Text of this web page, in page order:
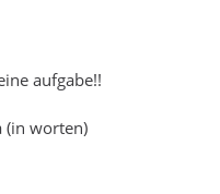
aufgabe!!
(in worten)